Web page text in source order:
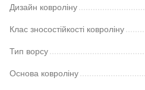
Дизайн ковроліну
Клас зносостійкості ковроліну
Тип ворсу
Основа ковроліну